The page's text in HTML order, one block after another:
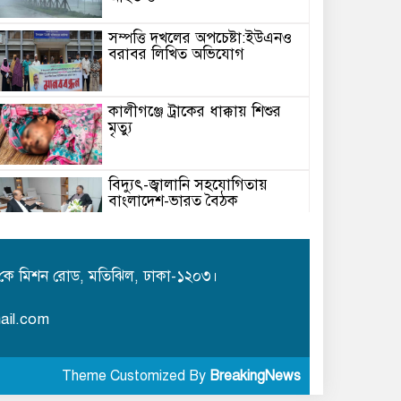
সম্পত্তি দখলের অপচেষ্টা:ইউএনও
বরাবর লিখিত অভিযোগ
কালীগঞ্জে ট্রাকের ধাক্কায় শিশুর
মৃত্যু
বিদ্যুৎ-জ্বালানি সহযোগিতায়
বাংলাদেশ-ভারত বৈঠক
উপলক্ষে সচেতনতামূলক কর্মসূচি
অনুষ্ঠিত
মিশন রোড, মতিঝিল, ঢাকা-১২০৩।
Theme Customized By BreakingNews